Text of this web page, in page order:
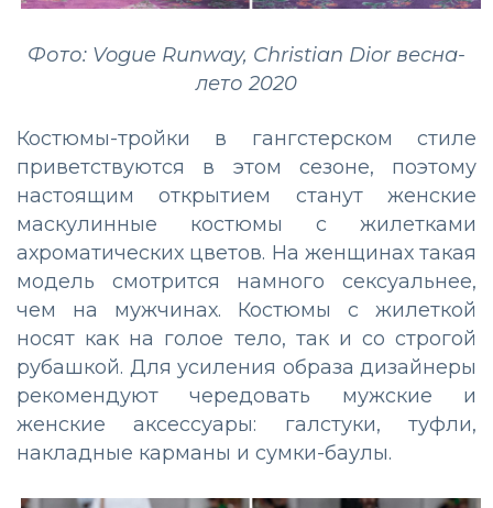
Фото: Vogue Runway, Christian Dior весна-
лето 2020
Костюмы-тройки в гангстерском стиле
приветствуются в этом сезоне, поэтому
настоящим открытием станут женские
маскулинные костюмы с жилетками
ахроматических цветов. На женщинах такая
модель смотрится намного сексуальнее,
чем на мужчинах. Костюмы с жилеткой
носят как на голое тело, так и со строгой
рубашкой. Для усиления образа дизайнеры
рекомендуют чередовать мужские и
женские аксессуары: галстуки, туфли,
накладные карманы и сумки-баулы.